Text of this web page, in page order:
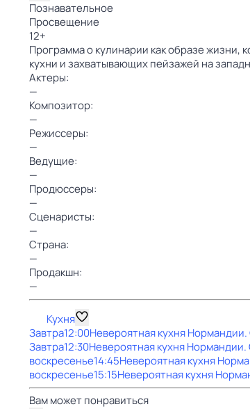
Познавательное
Просвещение
12+
Программа о кулинарии как образе
кухни и захватывающих пейзажей на
Актеры:
—
Композитор:
—
Режиссеры:
—
Ведущие:
—
Продюссеры:
—
Сценаристы:
—
Страна:
—
Продакшн:
—
Кухня
Завтра12:00Невероятная кухня Нормандии.
Завтра12:30Невероятная кухня Нормандии.
воскресенье14:45Невероятная кухня
воскресенье15:15Невероятная кухня
Вам может понравиться